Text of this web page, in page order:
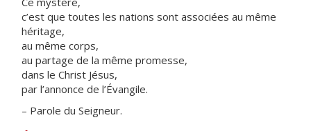
c’est que toutes les nations sont associées au même
héritage,
au même corps,
au partage de la même promesse,
dans le Christ Jésus,
par l’annonce de l’Évangile.
– Parole du Seigneur.